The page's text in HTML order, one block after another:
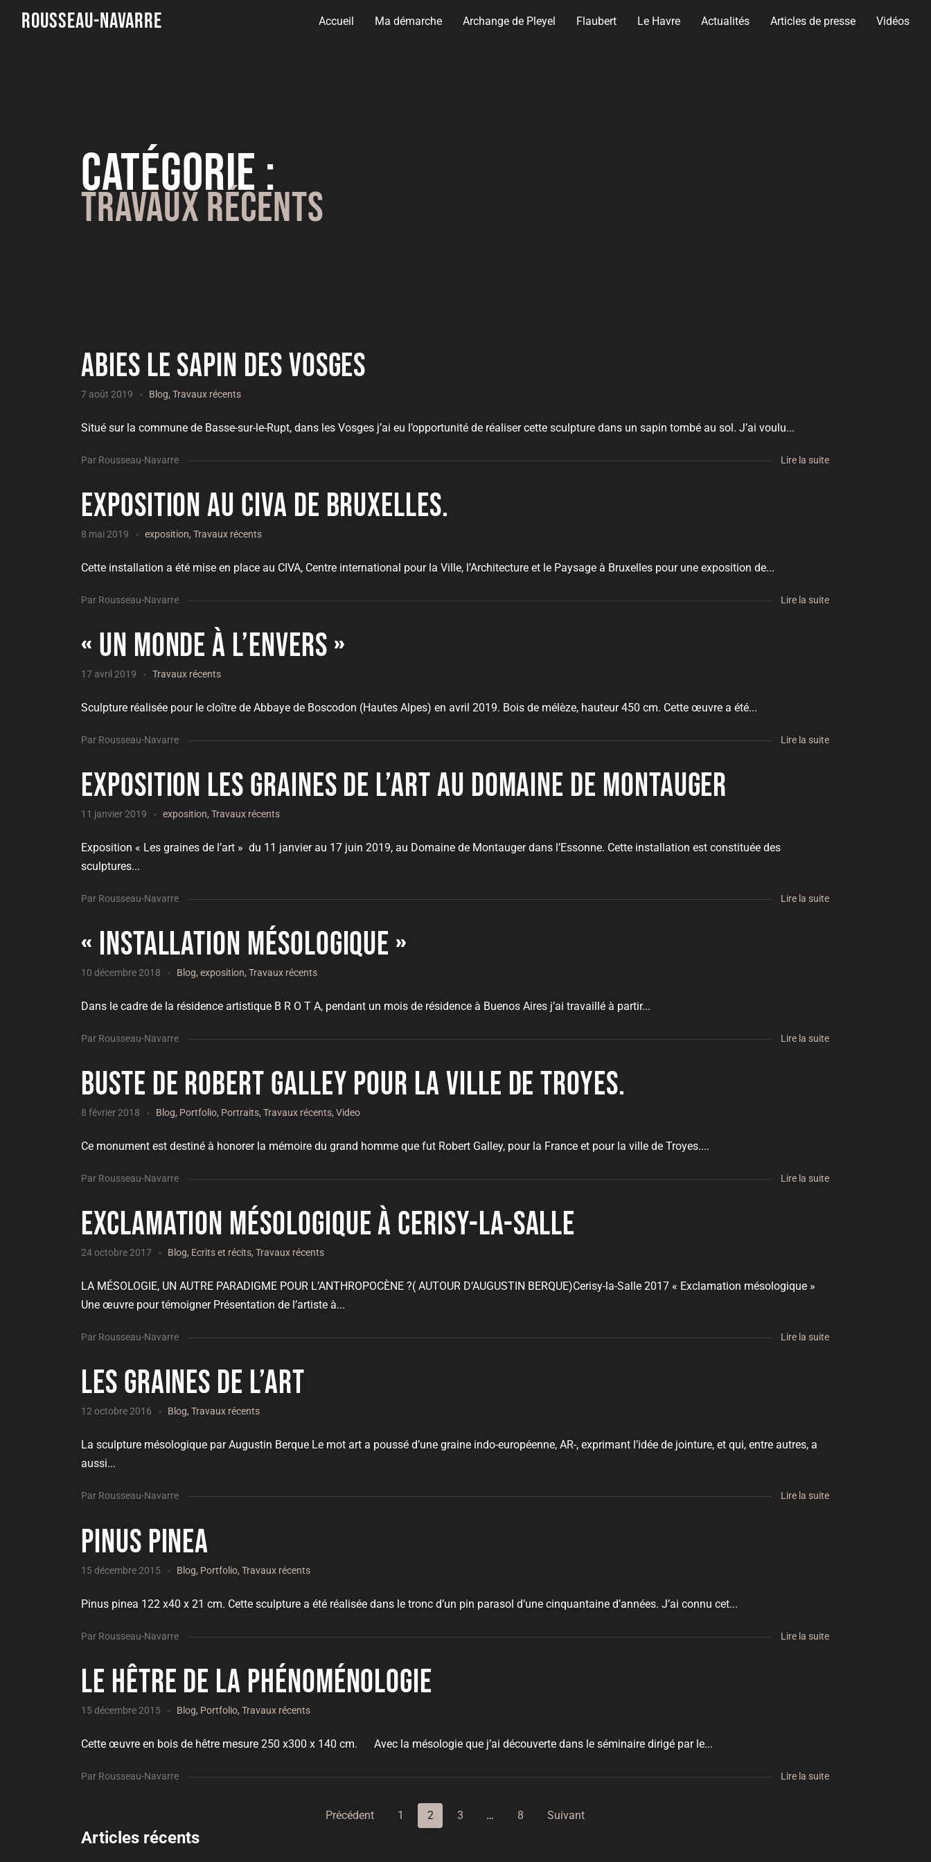
Rousseau-Navarre Accueil Ma démarche Archange de Pleyel Flaubert Le Havre Actualités Articles de presse Vidéos
Catégorie :
Travaux Récents
Abies le sapin des Vosges
7 août 2019 Blog,Travaux récents
Situé sur la commune de Basse-sur-le-Rupt, dans les Vosges j’ai eu l’opportunité de réaliser cette sculpture dans un sapin tombé au sol. J’ai voulu...
Par Rousseau-Navarre Lire la suite
Exposition au CIVA de Bruxelles.
8 mai 2019 exposition,Travaux récents
Cette installation a été mise en place au CIVA, Centre international pour la Ville, l’Architecture et le Paysage à Bruxelles pour une exposition de...
Par Rousseau-Navarre Lire la suite
« Un monde à l’envers »
17 avril 2019 Travaux récents
Sculpture réalisée pour le cloître de Abbaye de Boscodon (Hautes Alpes) en avril 2019. Bois de mélèze, hauteur 450 cm. Cette œuvre a été...
Par Rousseau-Navarre Lire la suite
Exposition Les graines de l’art au domaine de Montauger
11 janvier 2019 exposition,Travaux récents
Exposition « Les graines de l’art » du 11 janvier au 17 juin 2019, au Domaine de Montauger dans l’Essonne. Cette installation est constituée des
sculptures...
Par Rousseau-Navarre Lire la suite
« Installation mésologique »
10 décembre 2018 Blog,exposition,Travaux récents
Dans le cadre de la résidence artistique B R O T A, pendant un mois de résidence à Buenos Aires j’ai travaillé à partir...
Par Rousseau-Navarre Lire la suite
Buste de Robert Galley pour la ville de Troyes.
8 février 2018 Blog, Portfolio, Portraits,Travaux récents,Video
Ce monument est destiné à honorer la mémoire du grand homme que fut Robert Galley, pour la France et pour la ville de Troyes....
Par Rousseau-Navarre Lire la suite
Exclamation mésologique à Cerisy-la-Salle
24 octobre 2017 Blog, Ecrits et récits,Travaux récents
LA MÉSOLOGIE, UN AUTRE PARADIGME POUR L’ANTHROPOCÈNE ?( AUTOUR D’AUGUSTIN BERQUE)Cerisy-la-Salle 2017 « Exclamation mésologique »
Une œuvre pour témoigner Présentation de l’artiste à...
Par Rousseau-Navarre Lire la suite
Les graines de l’art
12 octobre 2016 Blog,Travaux récents
La sculpture mésologique par Augustin Berque Le mot art a poussé d’une graine indo-européenne, AR-, exprimant l’idée de jointure, et qui, entre autres, a
aussi...
Par Rousseau-Navarre Lire la suite
Pinus pinea
15 décembre 2015 Blog, Portfolio,Travaux récents
Pinus pinea 122 x40 x 21 cm. Cette sculpture a été réalisée dans le tronc d’un pin parasol d’une cinquantaine d’années. J’ai connu cet...
Par Rousseau-Navarre Lire la suite
Le Hêtre de la phénoménologie
15 décembre 2015 Blog, Portfolio,Travaux récents
Cette œuvre en bois de hêtre mesure 250 x300 x 140 cm. Avec la mésologie que j’ai découverte dans le séminaire dirigé par le...
Par Rousseau-Navarre Lire la suite
Pagination
Précédent 1 2 3 … 8 Suivant
Articles récents